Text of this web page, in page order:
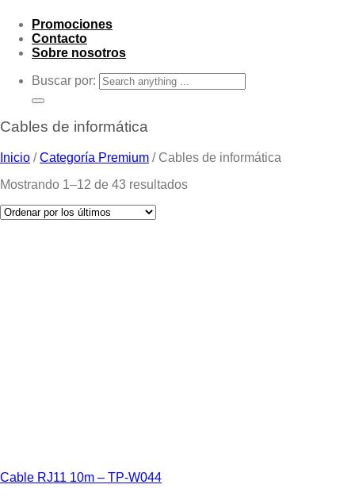
Promociones
Contacto
Sobre nosotros
Buscar por:
Cables de informática
Inicio / Categoría Premium /Cables de informática
Mostrando 1–12 de 43 resultados
Cable RJ11 10m – TP-W044